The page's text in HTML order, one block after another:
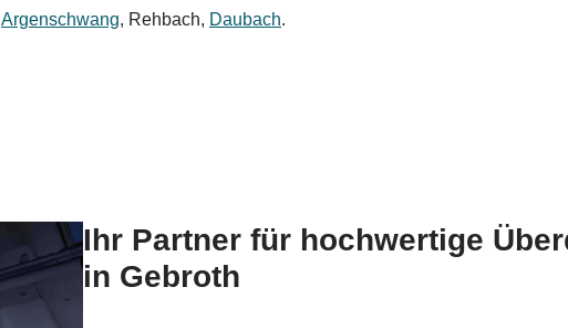
Argenschwang, Rehbach, Daubach.
Ihr Partner für hochwertige
in Gebroth